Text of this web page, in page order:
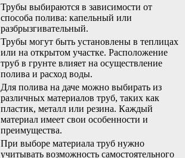
Трубы выбираются в зависимости от
способа полива: капельный или
разбрызгивательный.
Трубы могут быть установлены в теплицах
или на открытом участке. Расположение
труб в грунте влияет на осуществление
полива и расход воды.
Для полива на даче можно выбирать из
различных материалов труб, таких как
пластик, металл или резина. Каждый
материал имеет свои особенности и
преимущества.
При выборе материала труб нужно
учитывать возможность самостоятельного